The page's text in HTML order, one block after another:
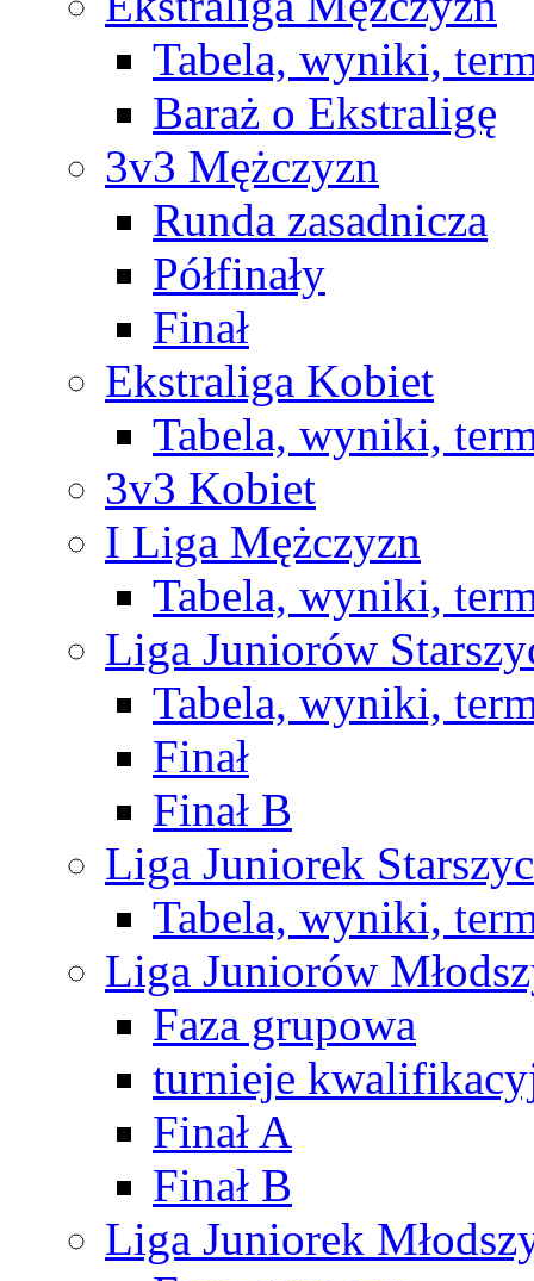
Tabela, wyniki,
Baraż o Ekstraligę
3v3 Mężczyzn
Runda zasadnicza
Półfinały
Finał
Ekstraliga Kobiet
Tabela, wyniki,
3v3 Kobiet
I Liga Mężczyzn
Tabela, wyniki,
Liga Juniorów
Tabela, wyniki,
Finał
Finał B
Liga Juniorek
Tabela, wyniki,
Liga Juniorów
Faza grupowa
turnieje
Finał A
Finał B
Liga Juniorek